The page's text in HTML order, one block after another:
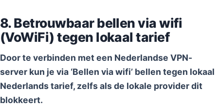
8. Betrouwbaar bellen via wifi
(VoWiFi) tegen lokaal tarief
Door te verbinden met een Nederlandse VPN-
server kun je via ‘Bellen via wifi’ bellen tegen lokaal
Nederlands tarief, zelfs als de lokale provider dit
blokkeert.